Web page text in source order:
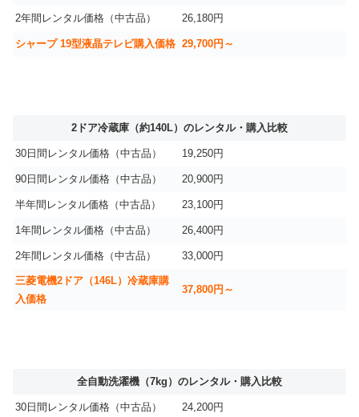
2年間レンタル価格（中古品） 26,180円
シャープ 19型液晶テレビ購入価格 29,700円～
2ドア冷蔵庫（約140L）のレンタル・購入比較
30日間レンタル価格（中古品） 19,250円
90日間レンタル価格（中古品） 20,900円
半年間レンタル価格（中古品） 23,100円
1年間レンタル価格（中古品） 26,400円
2年間レンタル価格（中古品） 33,000円
三菱電機2ドア（146L）冷蔵庫購
入価格
37,800円～
全自動洗濯機（7kg）のレンタル・購入比較
30日間レンタル価格（中古品） 24,200円